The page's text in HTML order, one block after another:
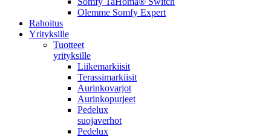
Olemme Somfy Expert
Rahoitus
Yrityksille
Tuotteet
yrityksille
Liikemarkiisit
Terassimarkiisit
Aurinkovarjot
Aurinkopurjeet
Pedelux
suojaverhot
Pedelux